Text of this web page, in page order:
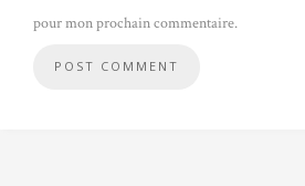
pour mon prochain commentaire.